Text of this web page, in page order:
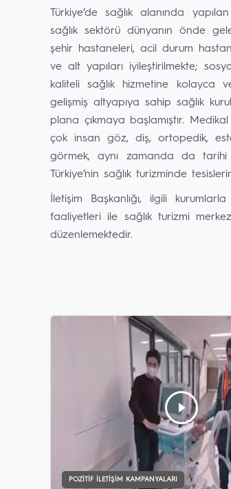
Türkiye’de sağlık alanında
sağlık sektörü dünyanın önde
şehir hastaneleri, acil durum
ve alt yapıları iyileştirilmekte;
kaliteli sağlık hizmetine kolayca
gelişmiş altyapıya sahip sağlık
plana çıkmaya başlamıştır.
çok insan göz, diş, ortopedik,
görmek, aynı zamanda da tarihi
Türkiye’nin sağlık turizminde
İletişim Başkanlığı, ilgili
faaliyetleri ile sağlık turizmi
düzenlemektedir.
POZITIF İLETIŞIM KAMPANYALARI